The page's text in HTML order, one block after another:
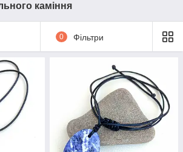
каміння
0 Фільтри